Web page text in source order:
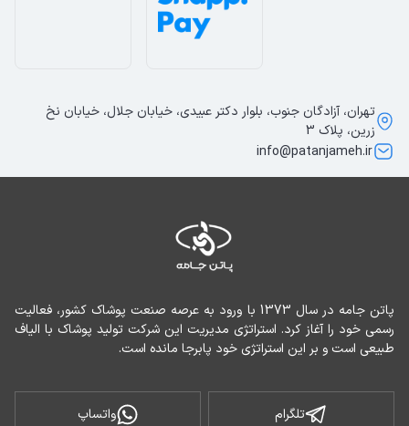
طبیعی است و بر این استراتژی خود پابرجا مانده است.
تلگرام واتساپ
تهران، آزادگان جنوب، بلوار دکتر عبیدی، خیابان جلال، خیابان نخ
زرین، پلاک 3
info@patanjameh.ir